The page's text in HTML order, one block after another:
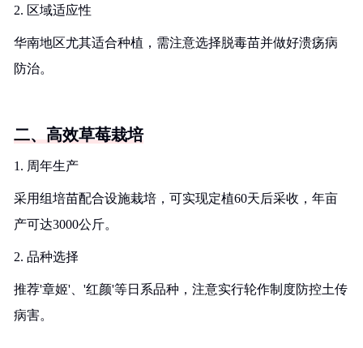
2. 区域适应性
华南地区尤其适合种植，需注意选择脱毒苗并做好溃疡病
防治。
二、高效草莓栽培
1. 周年生产
采用组培苗配合设施栽培，可实现定植60天后采收，年亩
产可达3000公斤。
2. 品种选择
推荐'章姬'、'红颜'等日系品种，注意实行轮作制度防控土传
病害。